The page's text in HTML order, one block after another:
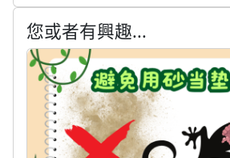
您或者有興趣...